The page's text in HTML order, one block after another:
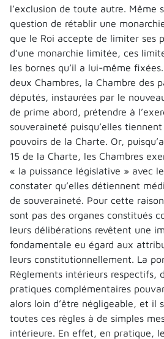
l’exclusion de toute autre. Même
question de rétablir une
que le Roi accepte de limiter ses
d’une monarchie limitée, ces
les bornes qu’il a lui-même
deux Chambres, la Chambre des
députés, instaurées par le
de prime abord, prétendre à
souveraineté puisqu’elles
pouvoirs de la Charte. Or,
15 de la Charte, les Chambres
« la puissance législative » avec
constater qu’elles détiennent
de souveraineté. Pour cette
sont pas des organes constitués
leurs délibérations revêtent une
fondamentale eu égard aux
leurs constitutionnellement. La
Règlements intérieurs respectifs,
pratiques complémentaires
alors loin d’être négligeable, et il
toutes ces règles à de simples
intérieure. En effet, en pratique,